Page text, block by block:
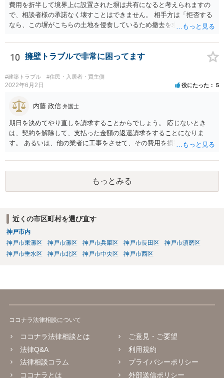
費用を折半して境界上に設置された塀は共有になると考えられますの
で、相談者様の承諾なく壊すことはできません。 相手方は「拒否する
なら、この塀がこちらの土地を侵食しているため撤去を求める手続き
ているわけですから、相談者様の同意なく塀の撤去を求めることは法
的には難しいように思われます。 また、「隣地（相談者様）の許可」
というのが何の許可を示しているのか判然としませんが、一般に、高
層建築物の建築確認を得る際は、近隣住民と協議してその建築に関し
同意を得るよう行政指導が行われておりますので、（推測になってし
たのかもしれません。 近隣住民の同意は必須の要件ではないため、直
ちに建築確認自体が取り消されるわけではございませんが、虚偽の申
請を行ったことについて申請者の責任を追及する余地はあろうかと存
じます。 お話をお聞きする限り、相手方のやり口は非常に強引かつ高
圧的で、相談者様が恐怖を感じるのは無理もないことかと思います。
取った」ということについて説明を求める旨を記載した通知書を送り
士に任せることができ、相手方と話さなければならないという精神的
なご負担をなくすこともできます。 相手方に恐怖を感じ、ご自身で話
し合いを行うことができそうにないようでしたら、一度弁護士に依頼
することをご検討いただくのがよろしいかもしれません。 ご参考にな
れば幸いです。
10 擁壁トラブルで非常に困ってます
#建築トラブル #住民・入居者・買主側
2022年6月2日 役にたった 5
内藤 政信 弁護士
期日を決めてやり直しを請求することからでしょう。 応じないとき
は、契約を解除して、支払った金額の返還請求をすることになりま
す。 あるいは、他の業者に工事をさせて、その費用を損害として請求
もっとみる
近くの市区町村を選び直す
神戸市内
神戸市東灘区
神戸市灘区 神戸市兵庫区 神戸市長田区
神戸市須磨区
神戸市垂水区
神戸市北区 神戸市中央区 神戸市西区
ココナラ法律相談について
ココナラ法律相談とは
法律Q&A
法律相談コラム
ココナラとは
ご意見・ご要望
利用規約
プライバシーポリシー
外部送信ポリシー